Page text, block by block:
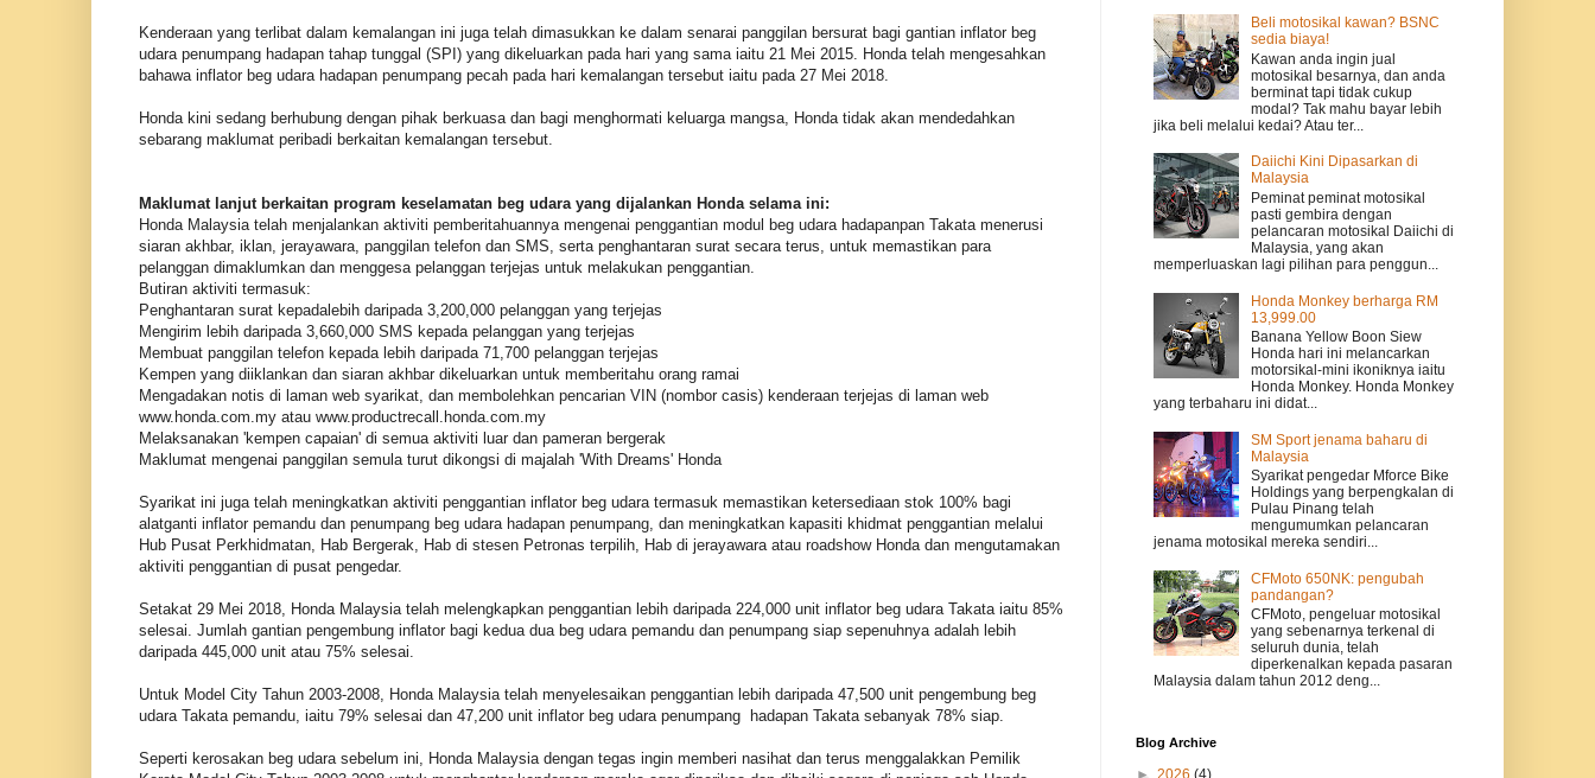
Kenderaan yang terlibat dalam kemalangan ini juga telah dimasukkan ke dalam senarai panggilan bersurat bagi gantian inflator beg
udara penumpang hadapan tahap tunggal (SPI) yang dikeluarkan pada hari yang sama iaitu 21 Mei 2015. Honda telah mengesahkan
bahawa inflator beg udara hadapan penumpang pecah pada hari kemalangan tersebut iaitu pada 27 Mei 2018.
Honda kini sedang berhubung dengan pihak berkuasa dan bagi menghormati keluarga mangsa, Honda tidak akan mendedahkan
sebarang maklumat peribadi berkaitan kemalangan tersebut.
Maklumat lanjut berkaitan program keselamatan beg udara yang dijalankan Honda selama ini:
Honda Malaysia telah menjalankan aktiviti pemberitahuannya mengenai penggantian modul beg udara hadapanpan Takata menerusi
siaran akhbar, iklan, jerayawara, panggilan telefon dan SMS, serta penghantaran surat secara terus, untuk memastikan para
pelanggan dimaklumkan dan menggesa pelanggan terjejas untuk melakukan penggantian.
Butiran aktiviti termasuk:
Penghantaran surat kepadalebih daripada 3,200,000 pelanggan yang terjejas
Mengirim lebih daripada 3,660,000 SMS kepada pelanggan yang terjejas
Membuat panggilan telefon kepada lebih daripada 71,700 pelanggan terjejas
Kempen yang diiklankan dan siaran akhbar dikeluarkan untuk memberitahu orang ramai
Mengadakan notis di laman web syarikat, dan membolehkan pencarian VIN (nombor casis) kenderaan terjejas di laman web
www.honda.com.my atau www.productrecall.honda.com.my
Melaksanakan 'kempen capaian' di semua aktiviti luar dan pameran bergerak
Maklumat mengenai panggilan semula turut dikongsi di majalah 'With Dreams' Honda
Syarikat ini juga telah meningkatkan aktiviti penggantian inflator beg udara termasuk memastikan ketersediaan stok 100% bagi
alatganti inflator pemandu dan penumpang beg udara hadapan penumpang, dan meningkatkan kapasiti khidmat penggantian melalui
Hub Pusat Perkhidmatan, Hab Bergerak, Hab di stesen Petronas terpilih, Hab di jerayawara atau roadshow Honda dan mengutamakan
aktiviti penggantian di pusat pengedar.
Setakat 29 Mei 2018, Honda Malaysia telah melengkapkan penggantian lebih daripada 224,000 unit inflator beg udara Takata iaitu 85%
selesai. Jumlah gantian pengembung inflator bagi kedua dua beg udara pemandu dan penumpang siap sepenuhnya adalah lebih
daripada 445,000 unit atau 75% selesai.
Untuk Model City Tahun 2003-2008, Honda Malaysia telah menyelesaikan penggantian lebih daripada 47,500 unit pengembung beg
udara Takata pemandu, iaitu 79% selesai dan 47,200 unit inflator beg udara penumpang hadapan Takata sebanyak 78% siap.
Seperti kerosakan beg udara sebelum ini, Honda Malaysia dengan tegas ingin memberi nasihat dan terus menggalakkan Pemilik
Beli motosikal kawan? BSNC
sedia biaya!
Kawan anda ingin jual
motosikal besarnya, dan anda
berminat tapi tidak cukup
modal? Tak mahu bayar lebih
jika beli melalui kedai? Atau ter...
Daiichi Kini Dipasarkan di
Malaysia
Peminat peminat motosikal
pasti gembira dengan
pelancaran motosikal Daiichi di
Malaysia, yang akan
memperluaskan lagi pilihan para penggun...
Honda Monkey berharga RM
13,999.00
Banana Yellow Boon Siew
Honda hari ini melancarkan
motorsikal-mini ikoniknya iaitu
Honda Monkey. Honda Monkey
yang terbaharu ini didat...
SM Sport jenama baharu di
Malaysia
Syarikat pengedar Mforce Bike
Holdings yang berpengkalan di
Pulau Pinang telah
mengumumkan pelancaran
jenama motosikal mereka sendiri...
CFMoto 650NK: pengubah
pandangan?
CFMoto, pengeluar motosikal
yang sebenarnya terkenal di
seluruh dunia, telah
diperkenalkan kepada pasaran
Malaysia dalam tahun 2012 deng...
Blog Archive
► 2026 (4)